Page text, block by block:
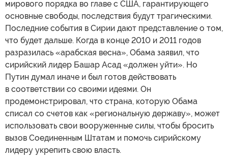
мирового порядка во главе с США, гарантирующего
основные свободы, последствия будут трагическими.
Последние события в Сирии дают представление о том,
что будет дальше. Когда в конце 2010 и 2011 годов
разразилась «арабская весна», Обама заявил, что
сирийский лидер Башар Асад «должен уйти». Но
Путин думал иначе и был готов действовать
в соответствии со своими идеями. Он
продемонстрировал, что страна, которую Обама
списал со счетов как «региональную державу», может
использовать свои вооруженные силы, чтобы бросить
вызов Соединенным Штатам и помочь сирийскому
лидеру укрепить свою власть.